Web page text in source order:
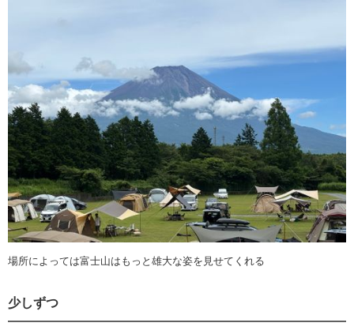
場所によっては富士山はもっと雄大な姿を見せてくれる
少しずつ